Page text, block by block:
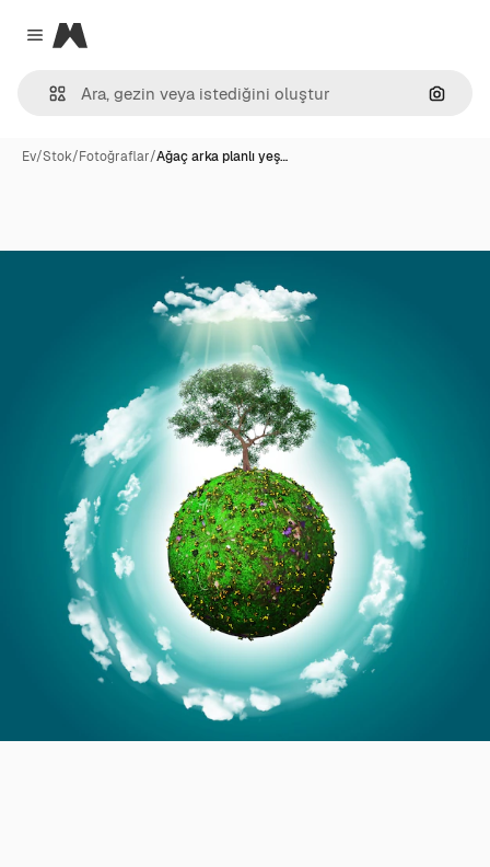
Close menu
Magnific
Ev/Stok/Fotoğraflar/Ağaç arka planlı yeş…